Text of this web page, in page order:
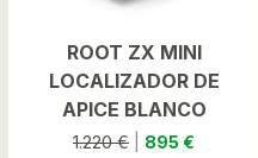
ROOT ZX MINI
LOCALIZADOR DE
APICE BLANCO
1.220 €
895 €